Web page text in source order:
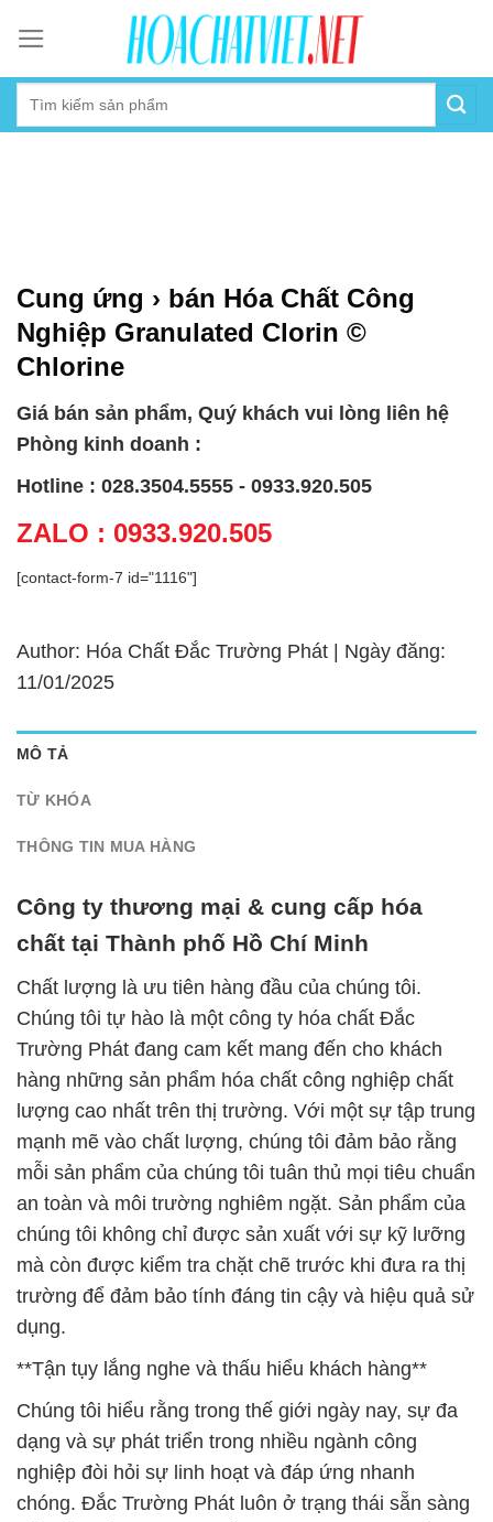
content
Cung ứng › bán Hóa Chất Công
Nghiệp Granulated Clorin ©
Chlorine
Giá bán sản phẩm, Quý khách vui lòng liên hệ
Phòng kinh doanh :
Hotline : 028.3504.5555 - 0933.920.505
ZALO : 0933.920.505
[contact-form-7 id="1116"]
Author: Hóa Chất Đắc Trường Phát | Ngày đăng:
11/01/2025
MÔ TẢ
TỪ KHÓA
THÔNG TIN MUA HÀNG
Công ty thương mại & cung cấp hóa
chất tại Thành phố Hồ Chí Minh
Chất lượng là ưu tiên hàng đầu của chúng tôi.
Chúng tôi tự hào là một công ty hóa chất Đắc
Trường Phát đang cam kết mang đến cho khách
hàng những sản phẩm hóa chất công nghiệp chất
lượng cao nhất trên thị trường. Với một sự tập trung
mạnh mẽ vào chất lượng, chúng tôi đảm bảo rằng
mỗi sản phẩm của chúng tôi tuân thủ mọi tiêu chuẩn
an toàn và môi trường nghiêm ngặt. Sản phẩm của
chúng tôi không chỉ được sản xuất với sự kỹ lưỡng
mà còn được kiểm tra chặt chẽ trước khi đưa ra thị
trường để đảm bảo tính đáng tin cậy và hiệu quả sử
dụng.
**Tận tụy lắng nghe và thấu hiểu khách hàng**
Chúng tôi hiểu rằng trong thế giới ngày nay, sự đa
dạng và sự phát triển trong nhiều ngành công
nghiệp đòi hỏi sự linh hoạt và đáp ứng nhanh
chóng. Đắc Trường Phát luôn ở trạng thái sẵn sàng